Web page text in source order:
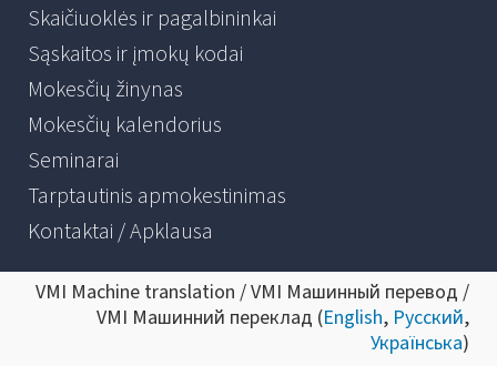
Skaičiuoklės ir pagalbininkai
Sąskaitos ir įmokų kodai
Mokesčių žinynas
Mokesčių kalendorius
Seminarai
Tarptautinis apmokestinimas
Kontaktai / Apklausa
VMI Machine translation / VMI Машинный перевод /
VMI Машинний переклад (English, Русский,
Українська)